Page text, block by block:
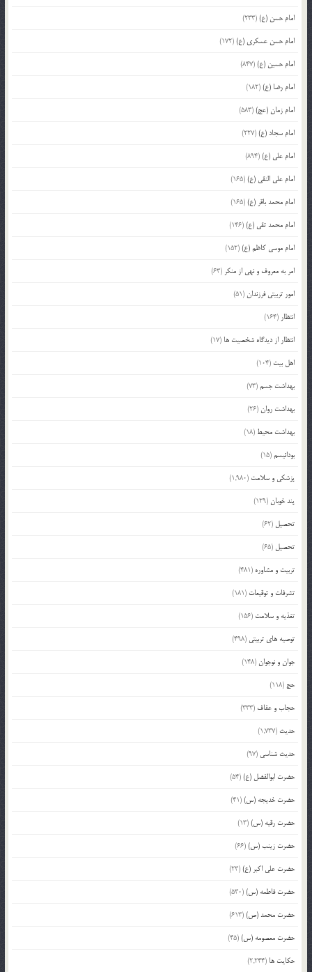
امام حسن (ع)(233)
امام حسن عسکری (ع)(172)
امام حسین (ع)(847)
امام رضا (ع)(182)
امام زمان (عج)(583)
امام سجاد (ع)(227)
امام علی (ع)(894)
امام علی النقی (ع)(165)
امام محمد باقر (ع)(165)
امام محمد تقی (ع)(146)
امام موسی کاظم (ع)(152)
امر به معروف و نهی از منکر (63)
امور تربیتی فرزندان(51)
انتظار (164)
انتظار از دیدگاه شخصیت ها (17)
اهل بیت (104)
بهداشت جسم(73)
بهداشت روان(26)
بهداشت محیط (18)
بودائیسم(15)
پزشکی و سلامت (1,980)
پند خوبان(129)
تحصیل (62)
تحصیل (65)
تربیت و مشاوره (481)
تشرفات و توقیعات (181)
تغذیه و سلامت (156)
توصیه های تربیتی (498)
جوان و نوجوان(148)
حج (118)
حجاب و عفاف (333)
حدیث (1,737)
حدیث شناسی (97)
حضرت ابوالفضل (ع)(54)
حضرت خدیجه (س)(41)
حضرت رقیه (س)(13)
حضرت زینب (س)(66)
حضرت علی اکبر (ع)(23)
حضرت فاطمه (س)(530)
حضرت محمد (ص)(613)
حضرت معصومه (س)(45)
حکایت ها (2,244)